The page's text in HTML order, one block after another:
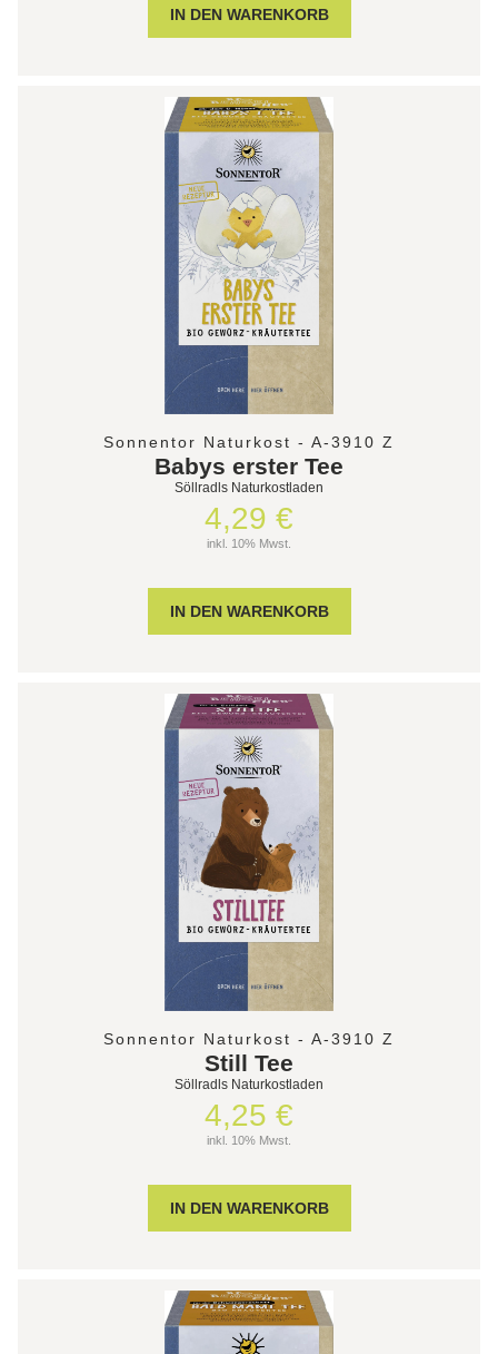
Sonnentor Naturkost - A-3910 Z
Babys erster Tee
Söllradls Naturkostladen
4,29 €
inkl. 10% Mwst.
Sonnentor Naturkost - A-3910 Z
Still Tee
Söllradls Naturkostladen
4,25 €
inkl. 10% Mwst.